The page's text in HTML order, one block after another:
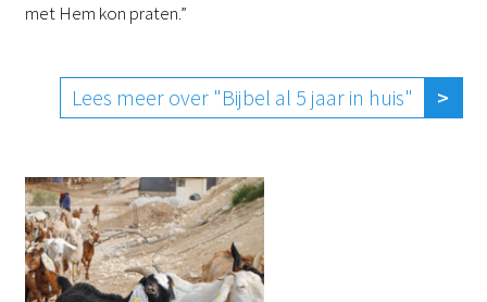
met Hem kon praten.”
Lees meer over "Bijbel al 5 jaar in huis"